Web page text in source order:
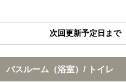
次回更新予定日まで
バスルーム（浴室）/ トイレ